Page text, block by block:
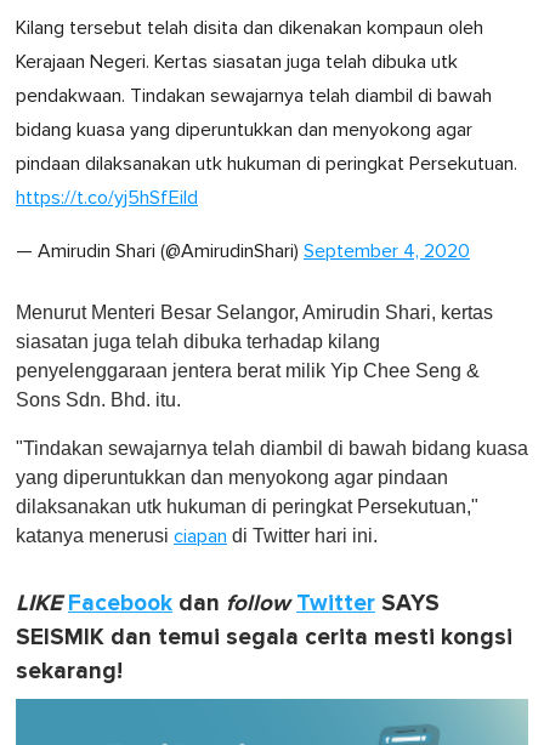
Kilang tersebut telah disita dan dikenakan kompaun oleh
Kerajaan Negeri. Kertas siasatan juga telah dibuka utk
pendakwaan. Tindakan sewajarnya telah diambil di bawah
bidang kuasa yang diperuntukkan dan menyokong agar
pindaan dilaksanakan utk hukuman di peringkat Persekutuan.
https://t.co/yj5hSfEiId
— Amirudin Shari (@AmirudinShari) September 4, 2020
Menurut Menteri Besar Selangor, Amirudin Shari, kertas
siasatan juga telah dibuka terhadap kilang
penyelenggaraan jentera berat milik Yip Chee Seng &
Sons Sdn. Bhd. itu.
"Tindakan sewajarnya telah diambil di bawah bidang kuasa
yang diperuntukkan dan menyokong agar pindaan
dilaksanakan utk hukuman di peringkat Persekutuan,"
katanya menerusi ciapan di Twitter hari ini.
LIKE Facebook dan follow Twitter SAYS
SEISMIK dan temui segala cerita mesti kongsi
sekarang!